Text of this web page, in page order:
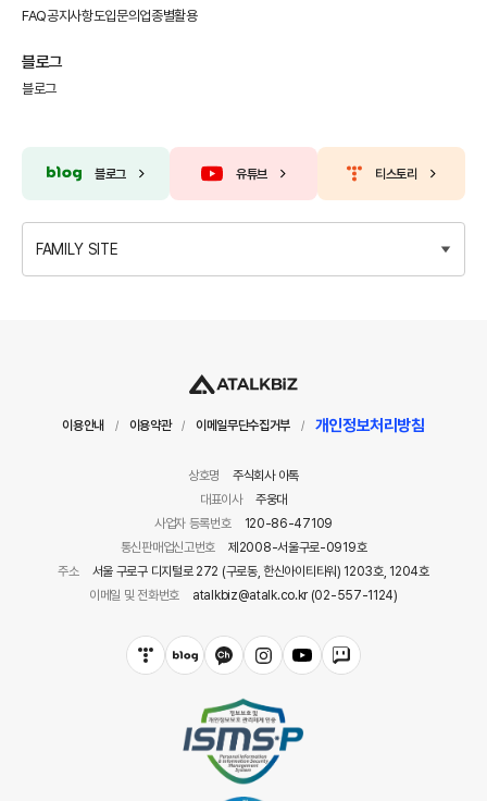
FAQ공지사항도입문의 업종별활용
블로그
블로그
블로그 유튜브 티스토리
FAMILY SITE
이용안내 / 이용약관 / 이메일무단수집거부 / 개인정보처리방침
상호명
주식회사 아톡
대표이사
주웅대
사업자 등록번호
120-86-47109
통신판매업신고번호
제2008-서울구로-0919호
주소
서울 구로구 디지털로 272 (구로동, 한신아이티타워) 1203호, 1204호
이메일 및 전화번호
atalkbiz@atalk.co.kr (02-557-1124)